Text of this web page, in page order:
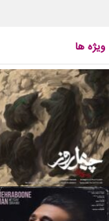
ویژه ها